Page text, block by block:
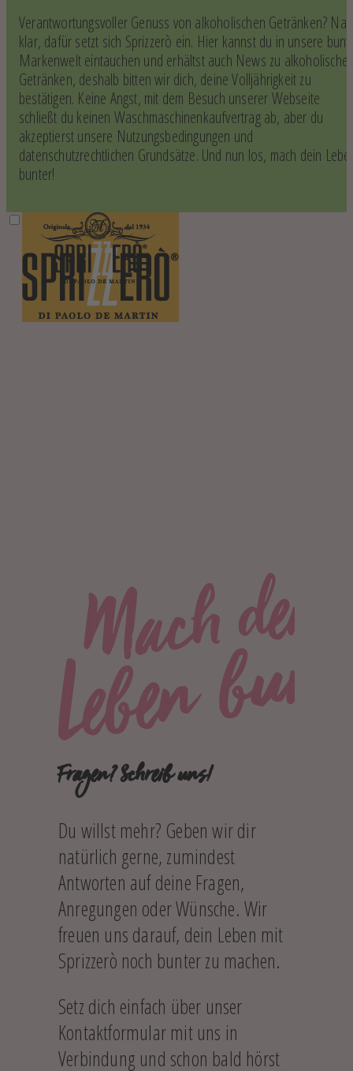
Verantwortungsvoller Genuss von alkoholischen Getränken? Na
klar, dafür setzt sich Sprizzerò ein. Hier kannst du in unsere
Markenwelt eintauchen und erhältst auch News zu
Getränken, deshalb bitten wir dich, deine Volljährigkeit zu
bestätigen. Keine Angst, mit dem Besuch unserer Webseite
schließt du keinen Waschmaschinenkaufvertrag ab, aber du
akzeptierst unsere Nutzungsbedingungen und
datenschutzrechtlichen Grundsätze. Und nun los, mach dein
bunter!
Fragen? Schreib uns!
Du willst mehr? Geben wir dir
natürlich gerne, zumindest
Antworten auf deine Fragen,
Anregungen oder Wünsche. Wir
freuen uns darauf, dein Leben mit
Sprizzerò noch bunter zu machen.
Setz dich einfach über unser
Kontaktformular mit uns in
Verbindung und schon bald hörst